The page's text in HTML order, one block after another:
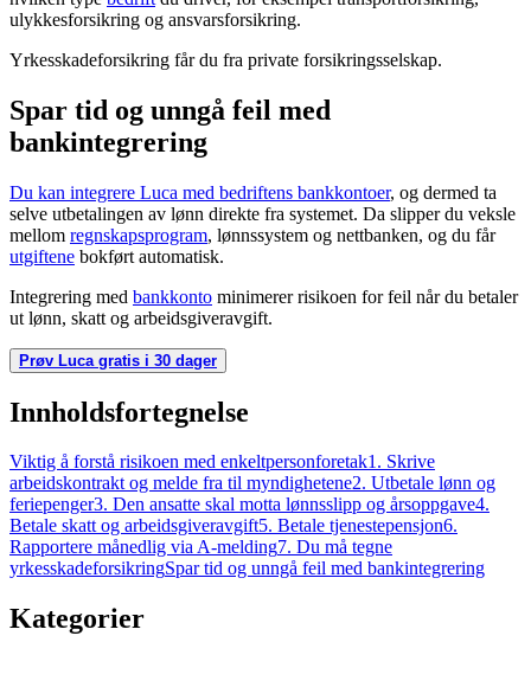
ulykkesforsikring og ansvarsforsikring.
Yrkesskadeforsikring får du fra private forsikringsselskap.
Spar tid og unngå feil med
bankintegrering
Du kan integrere Luca med bedriftens bankkontoer, og dermed ta
selve utbetalingen av lønn direkte fra systemet. Da slipper du veksle
mellom regnskapsprogram, lønnssystem og nettbanken, og du får
utgiftene bokført automatisk.
Integrering med bankkonto minimerer risikoen for feil når du betaler
ut lønn, skatt og arbeidsgiveravgift.
Prøv Luca gratis i 30 dager
Innholdsfortegnelse
Viktig å forstå risikoen med enkeltpersonforetak1. Skrive
arbeidskontrakt og melde fra til myndighetene2. Utbetale lønn og
feriepenger3. Den ansatte skal motta lønnsslipp og årsoppgave4.
Betale skatt og arbeidsgiveravgift5. Betale tjenestepensjon6.
Rapportere månedlig via A-melding7. Du må tegne
yrkesskadeforsikringSpar tid og unngå feil med bankintegrering
Kategorier